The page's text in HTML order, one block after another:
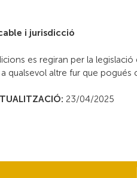
i jurisdicció
es regiran per la
qualsevol altre fur que pogués
23/04/2025